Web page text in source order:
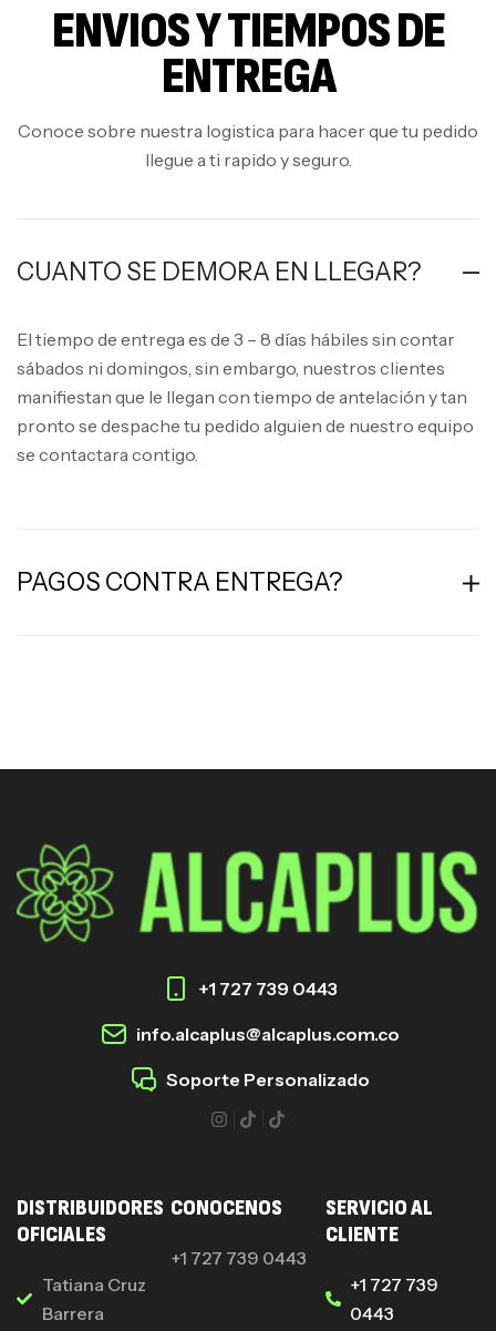
ENVIOS Y TIEMPOS DE
ENTREGA
Conoce sobre nuestra logistica para hacer que tu pedido
llegue a ti rapido y seguro.
CUANTO SE DEMORA EN LLEGAR?
El tiempo de entrega es de 3 – 8 días hábiles sin contar
sábados ni domingos, sin embargo, nuestros clientes
manifiestan que le llegan con tiempo de antelación y tan
pronto se despache tu pedido alguien de nuestro equipo
se contactara contigo.
PAGOS CONTRA ENTREGA?
+1 727 739 0443
info.alcaplus@alcaplus.com.co
Soporte Personalizado
DISTRIBUIDORES
OFICIALES
Tatiana Cruz
Barrera
CONOCENOS
+1 727 739 0443
SERVICIO AL
CLIENTE
+1 727 739
0443